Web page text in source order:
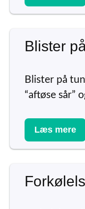
Blister
Blister på
“aftøse sår”
Læs mere